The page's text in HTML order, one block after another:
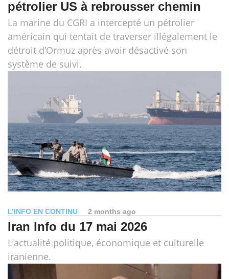
pétrolier US à rebrousser chemin
La marine du CGRI a intercepté un pétrolier
américain qui tentait de traverser illégalement le
détroit d’Ormuz après avoir désactivé son
système de suivi.
L’INFO EN CONTINU 2 months ago
Iran Info du 17 mai 2026
L’actualité politique, économique et culturelle
iranienne.